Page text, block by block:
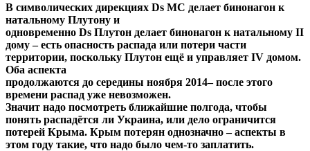
В символических дирекциях Ds МС делает бинонагон к
натальному Плутону и
одновременно Ds Плутон делает бинонагон к натальному II
дому – есть опасность распада или потери части
территории, поскольку Плутон ещё и управляет IV домом.
Оба аспекта
продолжаются до середины ноября 2014– после этого
времени распад уже невозможен.
Значит надо посмотреть ближайшие полгода, чтобы
понять распадётся ли Украина, или дело ограничится
потерей Крыма. Крым потерян однозначно – аспекты в
этом году такие, что надо было чем-то заплатить.